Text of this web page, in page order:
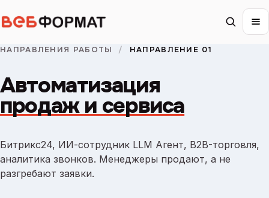
НАПРАВЛЕНИЯ РАБОТЫ / НАПРАВЛЕНИЕ 01
Автоматизация
продаж и сервиса
Битрикс24, ИИ-сотрудник LLM Агент, B2B-торговля,
аналитика звонков. Менеджеры продают, а не
разгребают заявки.